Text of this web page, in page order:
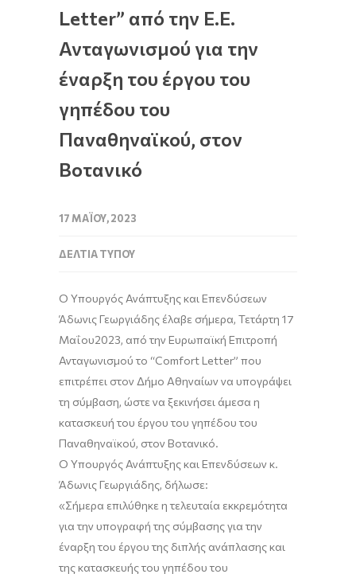
Letter” από την Ε.Ε.
Ανταγωνισμού για την
έναρξη του έργου του
γηπέδου του
Παναθηναϊκού, στον
Βοτανικό
17 ΜΑΪ́ΟΥ, 2023
ΔΕΛΤΊΑ ΤΎΠΟΥ
Ο Υπουργός Ανάπτυξης και Επενδύσεων
Άδωνις Γεωργιάδης έλαβε σήμερα, Τετάρτη 17
Μαΐου2023, από την Ευρωπαϊκή Επιτροπή
Ανταγωνισμού το “ComfortL etter” που
επιτρέπει στον Δήμο Αθηναίων να υπογράψει
τη σύμβαση, ώστε να ξεκινήσει άμεσα η
κατασκευή του έργου του γηπέδου του
Παναθηναϊκού, στον Βοτανικό.
Ο Υπουργός Ανάπτυξης και Επενδύσεων κ.
Άδωνις Γεωργιάδης, δήλωσε:
«Σήμερα επιλύθηκε η τελευταία εκκρεμότητα
για την υπογραφή της σύμβασης για την
έναρξη του έργου της διπλής ανάπλασης και
της κατασκευής του γηπέδου του